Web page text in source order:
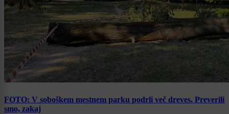
FOTO: V soboškem mestnem parku podrli več dreves. Preverili
smo, zakaj